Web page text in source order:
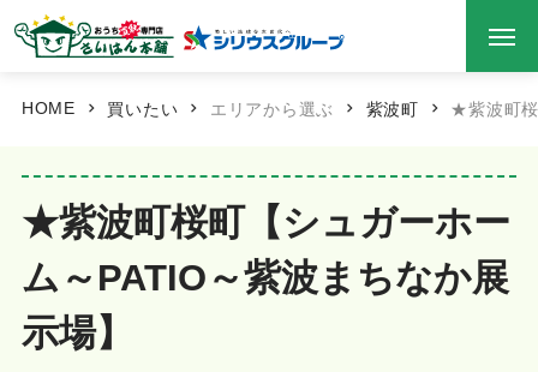
HOME 買いたい エリアから選ぶ 紫波町 ★紫波町桜
★紫波町桜町【シュガーホー
ム～PATIO～紫波まちなか展
示場】